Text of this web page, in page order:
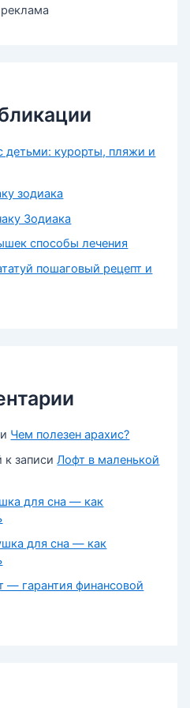
детьми: курорты, пляжи и
зодиака
Зодиака
способы лечения
пошаговый рецепт и
Чем полезен арахис?
к записиЛофт в маленькой
для сна — как
для сна — как
— гарантия финансовой